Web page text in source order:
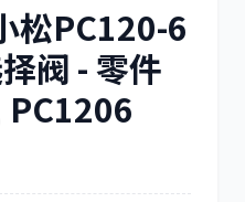
住友
松PC120-6
阀 - 零件